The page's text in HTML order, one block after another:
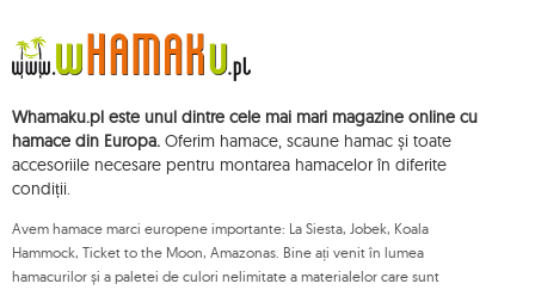
stocate până când vă dezabonați.
Veți avea dreptul să accesați, să rectificați, să ștergeți, să limitați prelucrarea
și să vă opuneți prelucrării datelor dvs. cu caracter personal, precum și
plângere privind prelucrarea acestor date și retrageți, în orice moment,
consimțământul dvs. pentru prelucrarea datelor dvs. personale, cu o astfel
de retragere care nu afectează legalitatea prelucrării efectuate anterior
acestora. Pentru a exercita oricare dintre drepturile menționate mai sus, vă
rugăm să contactați departamentul de servicii pentru clienți Mouton
Pentru mai multe informații, vă rugăm să vizitați: www.mouton.pl/ODO
Whamaku.pl este unul dintre cele mai mari magazine online cu
hamace din Europa. Oferim hamace, scaune hamac și toate
accesoriile necesare pentru montarea hamacelor în diferite
condiții.
Avem hamace marci europene importante: La Siesta, Jobek, Koala
Hammock, Ticket to the Moon, Amazonas. Bine ați venit în lumea
hamacurilor și a paletei de culori nelimitate a materialelor care sunt